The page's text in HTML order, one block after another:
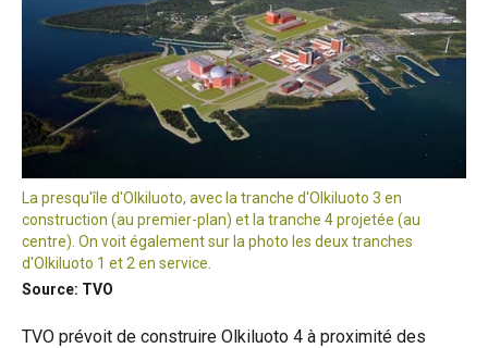
La presqu'île d'Olkiluoto, avec la tranche d'Olkiluoto 3 en
construction (au premier-plan) et la tranche 4 projetée (au
centre). On voit également sur la photo les deux tranches
d'Olkiluoto 1 et 2 en service.
Source: TVO
TVO prévoit de construire Olkiluoto 4 à proximité des